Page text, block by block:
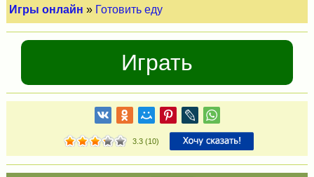
Игры онлайн » Готовить еду
Играть
3.3(10)